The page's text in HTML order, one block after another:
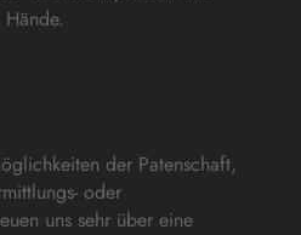
der Patenschaft,
oder
uns sehr über eine